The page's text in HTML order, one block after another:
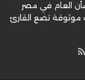
العام في مصر
موثوقة تضع القارئ
وسط